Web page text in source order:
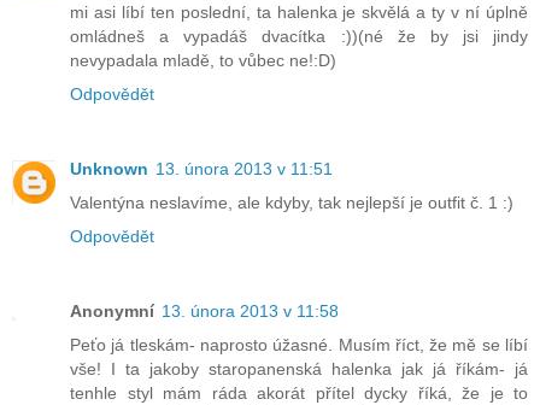
mi asi líbí ten poslední, ta halenka je skvělá a ty v ní úplně
omládneš a vypadáš dvacítka :))(né že by jsi jindy
nevypadala mladě, to vůbec ne!:D)
Odpovědět
Unknown 13. února 2013 v 11:51
Valentýna neslavíme, ale kdyby, tak nejlepší je outfit č. 1 :)
Odpovědět
Anonymní 13. února 2013 v 11:58
Peťo já tleskám- naprosto úžasné. Musím říct, že mě se líbí
vše! I ta jakoby staropanenská halenka jak já říkám- já
tenhle styl mám ráda akorát přítel dycky říká, že je to